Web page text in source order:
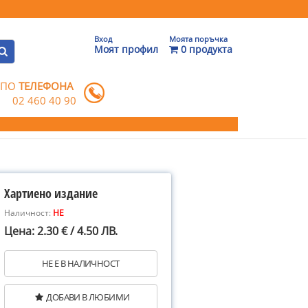
Вход
Моят профил
Моята поръчка
0 продукта
ПОТЕЛЕФОНА
02 460 40 90
Хартиено издание
Наличност: НЕ
Цена: 2.30 € / 4.50 ЛВ.
НЕ Е В НАЛИЧНОСТ
ДОБАВИ В ЛЮБИМИ